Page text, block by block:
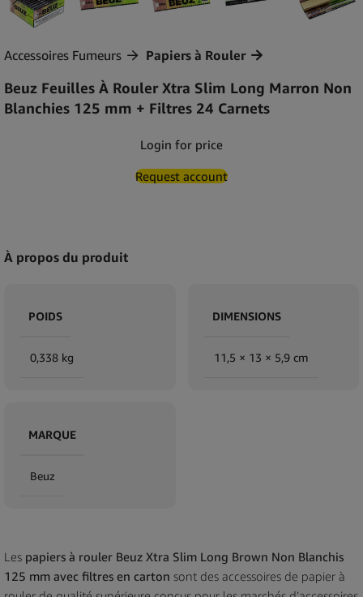
Accessoires Fumeurs Papiers à Rouler
Beuz Feuilles À Rouler Xtra Slim Long Marron Non
Blanchies 125 mm + Filtres 24 Carnets
Login for price
Request account
À propos du produit
POIDS
0,338 kg
DIMENSIONS
11,5 × 13 × 5,9 cm
MARQUE
Beuz
Les papiers à rouler Beuz Xtra Slim Long Brown Non Blanchis
125 mm avec filtres en carton sont des accessoires de papier à